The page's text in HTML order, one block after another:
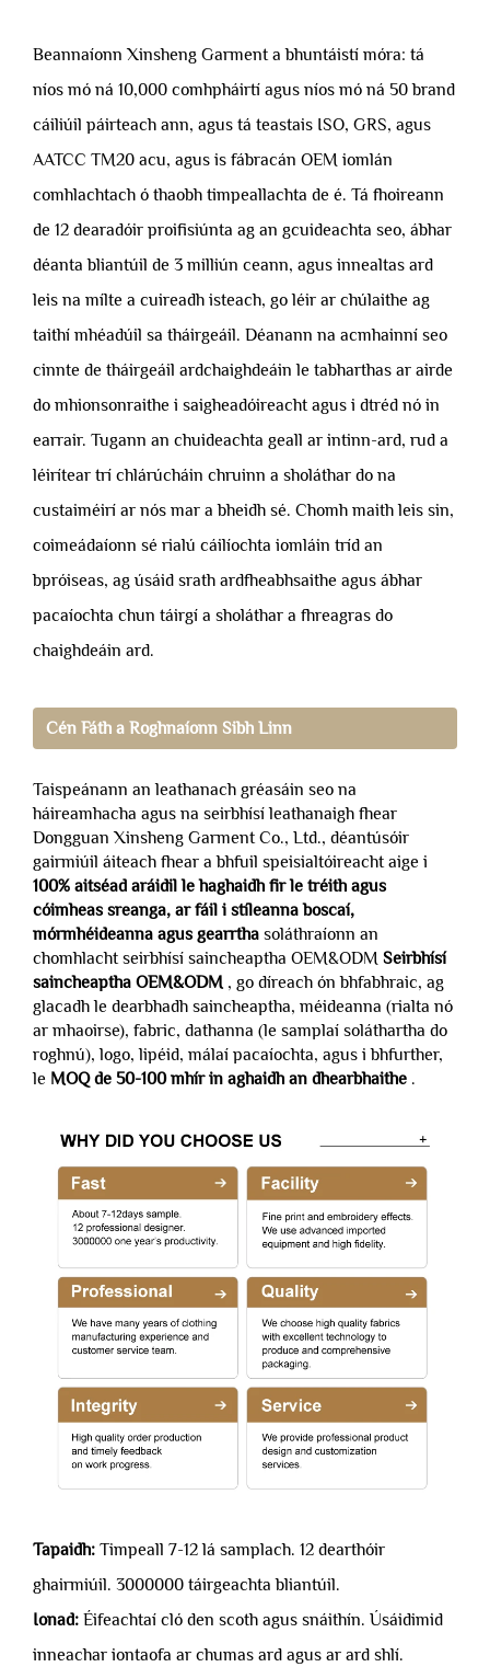
Beannaíonn Xinsheng Garment a bhuntáistí móra: tá
níos mó ná 10,000 comhpháirtí agus níos mó ná 50 brand
cáiliúil páirteach ann, agus tá teastais ISO, GRS, agus
AATCC TM20 acu, agus is fábracán OEM iomlán
comhlachtach ó thaobh timpeallachta de é. Tá fhoireann
de 12 dearadóir proifisiúnta ag an gcuideachta seo, ábhar
déanta bliantúil de 3 milliún ceann, agus innealtas ard
leis na mílte a cuireadh isteach, go léir ar chúlaithe ag
taithí mhéadúil sa tháirgeáil. Déanann na acmhainní seo
cinnte de tháirgeáil ardchaighdeáin le tabharthas ar airde
do mhionsonraithe i saigheadóireacht agus i dtréd nó in
earrair. Tugann an chuideachta geall ar intinn-ard, rud a
léirítear trí chlárúcháin chruinn a sholáthar do na
custaiméirí ar nós mar a bheidh sé. Chomh maith leis sin,
coimeádaíonn sé rialú cáilíochta iomláin tríd an
bpróiseas, ag úsáid srath ardfheabhsaithe agus ábhar
pacaíochta chun táirgí a sholáthar a fhreagras do
chaighdeáin ard.
Cén Fáth a Roghnaíonn Sibh Linn
Taispeánann an leathanach gréasáin seo na
háireamhacha agus na seirbhísí leathanaigh fhear
Dongguan Xinsheng Garment Co., Ltd., déantúsóir
gairmiúil áiteach fhear a bhfuil speisialtóireacht aige i
100% aitséad aráidil le haghaidh fir le tréith agus
cóimheas sreanga, ar fáil i stíleanna boscaí,
mórmhéideanna agus gearrtha soláthraíonn an
chomhlacht seirbhísí saincheaptha OEM&ODM Seirbhísí
saincheaptha OEM&ODM , go díreach ón bhfabhraic, ag
glacadh le dearbhadh saincheaptha, méideanna (rialta nó
ar mhaoirse), fabric, dathanna (le samplaí soláthartha do
roghnú), logo, lipéid, málaí pacaíochta, agus i bhfurther,
le MOQ de 50-100 mhír in aghaidh an dhearbhaithe .
Tapaidh: Timpeall 7-12 lá samplach. 12 dearthóir
ghairmiúil. 3000000 táirgeachta bliantúil.
Ionad: Éifeachtaí cló den scoth agus snáithín. Úsáidimid
inneachar iontaofa ar chumas ard agus ar ard shlí.